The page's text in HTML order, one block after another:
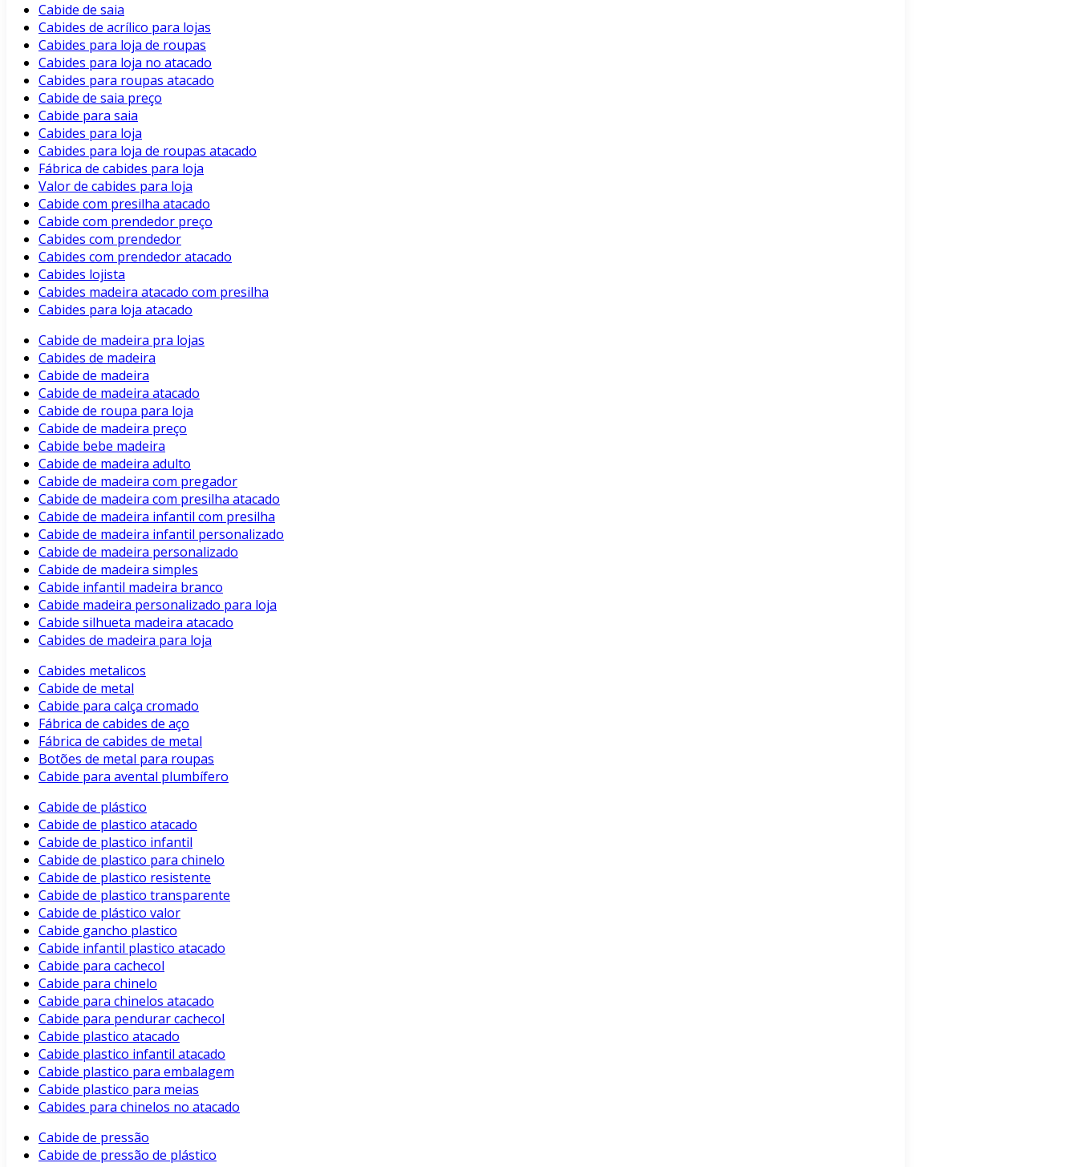
Cabide de saia
Cabides de acrílico para lojas
Cabides para loja de roupas
Cabides para loja no atacado
Cabides para roupas atacado
Cabide de saia preço
Cabide para saia
Cabides para loja
Cabides para loja de roupas atacado
Fábrica de cabides para loja
Valor de cabides para loja
Cabide com presilha atacado
Cabide com prendedor preço
Cabides com prendedor
Cabides com prendedor atacado
Cabides lojista
Cabides madeira atacado com presilha
Cabides para loja atacado
Cabide de madeira pra lojas
Cabides de madeira
Cabide de madeira
Cabide de madeira atacado
Cabide de roupa para loja
Cabide de madeira preço
Cabide bebe madeira
Cabide de madeira adulto
Cabide de madeira com pregador
Cabide de madeira com presilha atacado
Cabide de madeira infantil com presilha
Cabide de madeira infantil personalizado
Cabide de madeira personalizado
Cabide de madeira simples
Cabide infantil madeira branco
Cabide madeira personalizado para loja
Cabide silhueta madeira atacado
Cabides de madeira para loja
Cabides metalicos
Cabide de metal
Cabide para calça cromado
Fábrica de cabides de aço
Fábrica de cabides de metal
Botões de metal para roupas
Cabide para avental plumbífero
Cabide de plástico
Cabide de plastico atacado
Cabide de plastico infantil
Cabide de plastico para chinelo
Cabide de plastico resistente
Cabide de plastico transparente
Cabide de plástico valor
Cabide gancho plastico
Cabide infantil plastico atacado
Cabide para cachecol
Cabide para chinelo
Cabide para chinelos atacado
Cabide para pendurar cachecol
Cabide plastico atacado
Cabide plastico infantil atacado
Cabide plastico para embalagem
Cabide plastico para meias
Cabides para chinelos no atacado
Cabide de pressão
Cabide de pressão de plástico